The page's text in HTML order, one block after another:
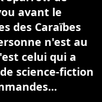
avant le
des Caraïbes
n'est au
celui qui a
science-fiction